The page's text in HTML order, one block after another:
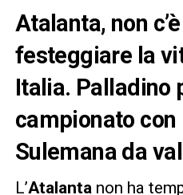
Atalanta, non
festeggiare la
Italia. Palladino
campionato
Sulemana da
L’Atalanta non ha